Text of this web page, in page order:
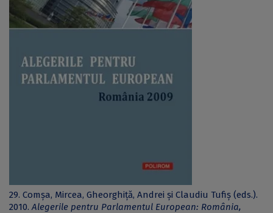
29. Comșa, Mircea, Gheorghiță, Andrei și Claudiu Tufiș (eds.).
2010.Alegerile pentru Parlamentul European: România,